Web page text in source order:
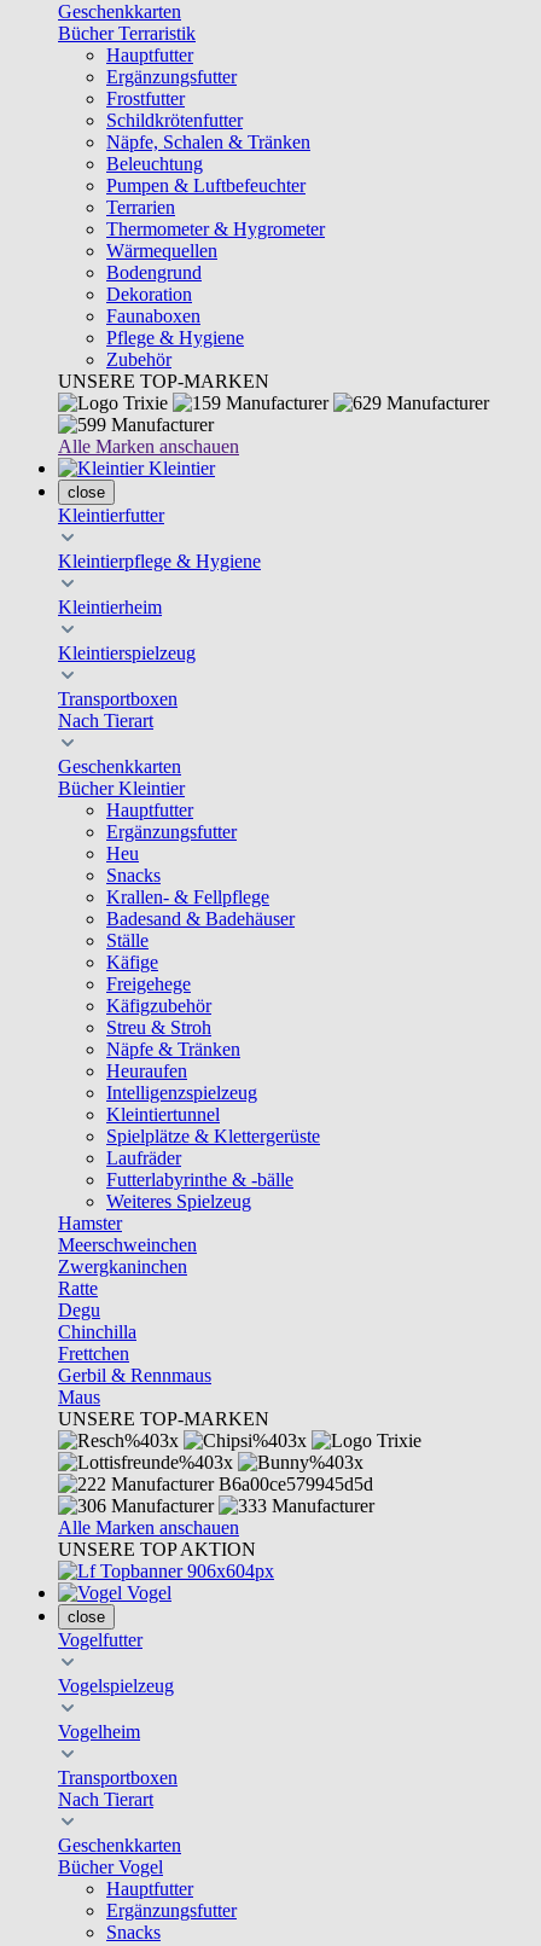
Geschenkkarten
Bücher Terraristik
Hauptfutter
Ergänzungsfutter
Frostfutter
Schildkrötenfutter
Näpfe, Schalen & Tränken
Beleuchtung
Pumpen & Luftbefeuchter
Terrarien
Thermometer & Hygrometer
Wärmequellen
Bodengrund
Dekoration
Faunaboxen
Pflege & Hygiene
Zubehör
UNSERE TOP-MARKEN
Alle Marken anschauen
Kleintier
close
Kleintierfutter
Kleintierpflege & Hygiene
Kleintierheim
Kleintierspielzeug
Transportboxen
Nach Tierart
Geschenkkarten
Bücher Kleintier
Hauptfutter
Ergänzungsfutter
Heu
Snacks
Krallen- & Fellpflege
Badesand & Badehäuser
Ställe
Käfige
Freigehege
Käfigzubehör
Streu & Stroh
Näpfe & Tränken
Heuraufen
Intelligenzspielzeug
Kleintiertunnel
Spielplätze & Klettergerüste
Laufräder
Futterlabyrinthe & -bälle
Weiteres Spielzeug
Hamster
Meerschweinchen
Zwergkaninchen
Ratte
Degu
Chinchilla
Frettchen
Gerbil & Rennmaus
Maus
UNSERE TOP-MARKEN
Alle Marken anschauen
UNSERE TOP AKTION
Vogel
close
Vogelfutter
Vogelspielzeug
Vogelheim
Transportboxen
Nach Tierart
Geschenkkarten
Bücher Vogel
Hauptfutter
Ergänzungsfutter
Snacks